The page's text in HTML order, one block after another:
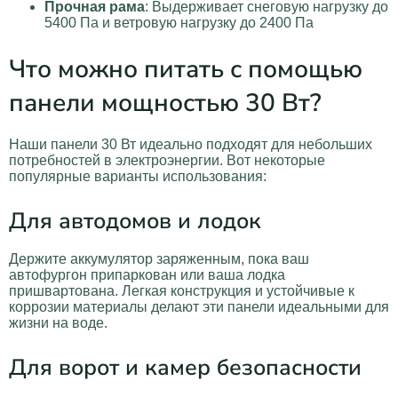
Прочная рама: Выдерживает снеговую нагрузку до
5400 Па и ветровую нагрузку до 2400 Па
Что можно питать с помощью
панели мощностью 30 Вт?
Наши панели 30 Вт идеально подходят для небольших
потребностей в электроэнергии. Вот некоторые
популярные варианты использования:
Для автодомов и лодок
Держите аккумулятор заряженным, пока ваш
автофургон припаркован или ваша лодка
пришвартована. Легкая конструкция и устойчивые к
коррозии материалы делают эти панели идеальными для
жизни на воде.
Для ворот и камер безопасности